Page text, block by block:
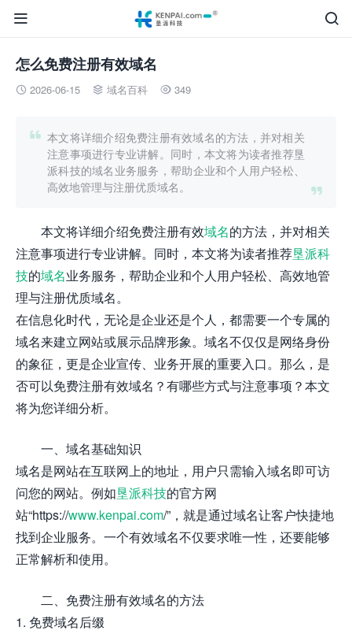


怎么免费注册有效域名
 2026-06-15  域名百科  349


本文将详细介绍免费注册有效域名的方法，并对相关
注意事项进行专业讲解。同时，本文将为读者推荐垦
派科技的域名业务服务，帮助企业和个人用户轻松、
高效地管理与注册优质域名。
本文将详细介绍免费注册有效域名的方法，并对相关
注意事项进行专业讲解。同时，本文将为读者推荐垦派科
技的域名业务服务，帮助企业和个人用户轻松、高效地管
理与注册优质域名。
在信息化时代，无论是企业还是个人，都需要一个专属的
域名来建立网站或展示品牌形象。域名不仅仅是网络身份
的象征，更是企业宣传、业务开展的重要入口。那么，是
否可以免费注册有效域名？有哪些方式与注意事项？本文
将为您详细分析。
一、域名基础知识
域名是网站在互联网上的地址，用户只需输入域名即可访
问您的网站。例如垦派科技的官方网
站“https://www.kenpai.com/”，就是通过域名让客户快捷地
找到企业服务。一个有效域名不仅要求唯一性，还要能够
正常解析和使用。
二、免费注册有效域名的方法
1. 免费域名后缀